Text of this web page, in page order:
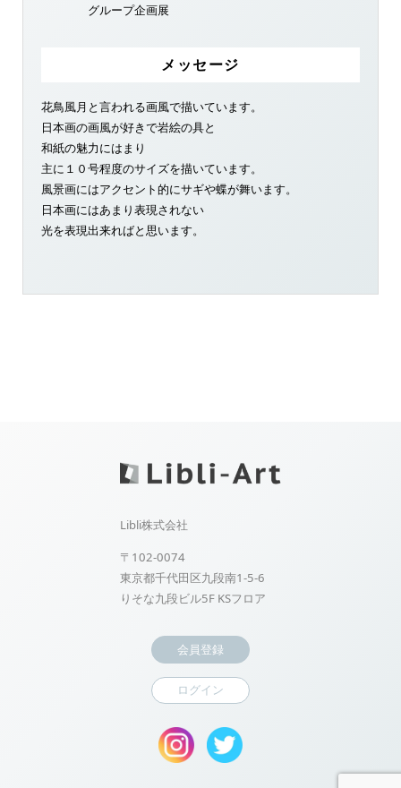
グループ企画展
メッセージ
花鳥風月と言われる画風で描いています。
日本画の画風が好きで岩絵の具と
和紙の魅力にはまり
主に１０号程度のサイズを描いています。
風景画にはアクセント的にサギや蝶が舞います。
日本画にはあまり表現されない
光を表現出来ればと思います。
Libli株式会社
〒102-0074
東京都千代田区九段南1-5-6
りそな九段ビル5F KSフロア
会員登録
ログイン